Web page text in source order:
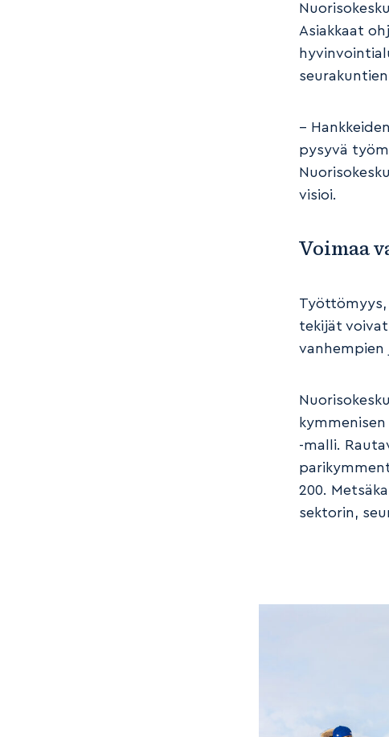
Asiakkaat
–
pysyvä
visioi.
Voimaa
Työttömyys,
tekijät
vanhempien
-malli.
200.
sektorin,